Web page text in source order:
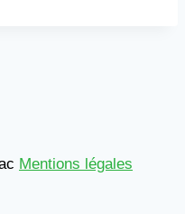
Mentions légales